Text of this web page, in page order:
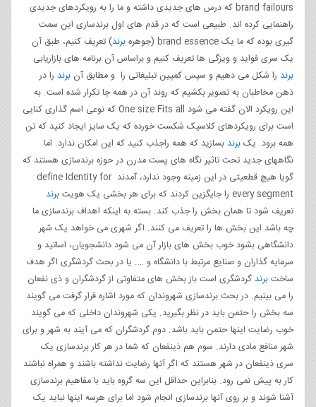
brand failours که درس های جدیدی داشته و ما را به رویکردهای جدیدی
راهنمایی کرده اند. طبیعی است که در قدم های اول برندسازی این سمت
گیری بوده که ما یک brand essence (جوهره
برند) تعریف کنیم، طبق آن
یک سری فواید و ویزگی ها تعریف کنیم و براساس آن برنامه های بازاریابی
برند را شکل می دهیم و سپس کمپین تبلیغاتی را و مطابق آن برند را در
ذهن مخاطبان به تصویر بکشیم که روند آن در همه جا تکرار شده است. به
این رویکرد الان گفته می شود One size Fits all که نوعی اسم گذاری کنایی
است برای رویکردهای کلاسیک شکست خورده که یک سایز ایجاد کنید که تن
همه برود. یکبرند بسازید که همه راجذب کنید که این امکان ندارد. اما
نگاههای جدید تحت تاثیر نگاه های پست مدرن در حوزه برندسازی هستند که
گویا هیچ قطعیتی در این زمینه وجود ندارد، آمدند define Identity for
every segment را جایگزین کردند که برای هر بخشی یک هویت
برند
تعریف شود تا همان بخش را جذب کند. بسته به اینکه اهداف برندسازی ما
چه باشد این بخش ها را تعریف می کنند. اگر شهری می خواهد یک شهر
دانشگاهی بشود خوب بخش های بازار آن می شود دانشجویان، اساتید و
سرمایه گذاران و صنایع مرتبط با دانشگاه و …. یا در بحث گردشگری اگر هدف
ساختبرند گردشگری است باز بخش های متفاوتی از گردشگران و ذی نفعان
را می بینیم. در بحث برندسازی شهروندان که مورد اشاره قرار گرفت می گویند
سه بخش را حتمن باید در نظر بگیرید. یکی شهروندان داخلی که می گویند
خوب رضایت اینها حتمن باید باشد. دوم گردشگران که می آیند به شهر و برای
شهر منافع مادی دارند. سوم هم ذینفعان که شما در هر کار برندسازی یک
سری ذینفعان در شهر هستند که اگر آنها رضایت نداشته باشند و همراه نباشند
کار به پیش نمی رود. بنابراین حداقل این سه گروه باید با مفاهیم برندسازی
آشنا شوند و بر روی آنها برندسازی انجام شود اما برای هرسه اینها نباید یک